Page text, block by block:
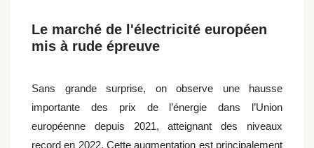
Le marché de l'électricité européen
mis à rude épreuve
Sans grande surprise, on observe une hausse
importante des prix de l’énergie dans l’Union
européenne depuis 2021, atteignant des niveaux
record en 2022. Cette augmentation est principalement